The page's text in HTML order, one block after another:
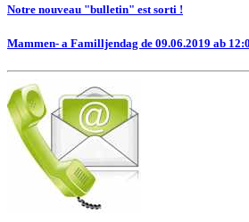
Notre nouveau "bulletin" est sorti !
Mammen- a Familljendag de 09.06.2019 ab